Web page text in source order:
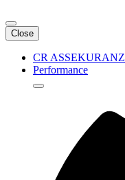
Close
CR ASSEKURANZ
Performance